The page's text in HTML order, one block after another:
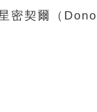
密契爾（